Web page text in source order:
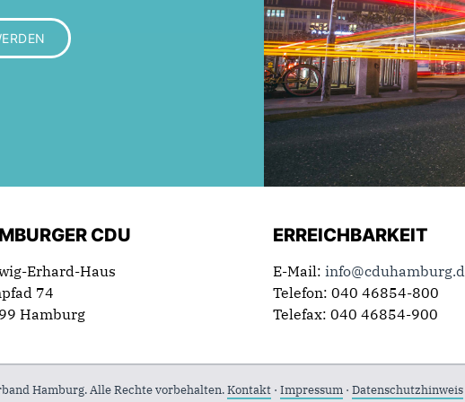
CDU
Erhard-Haus
74
Hamburg
ERREICHBARKEIT
E-Mail:
Telefon: 040 46854-800
Telefax: 040 46854-900
Hamburg. Alle Rechte vorbehalten.Kontakt · Impressum · Datenschutzhinweis